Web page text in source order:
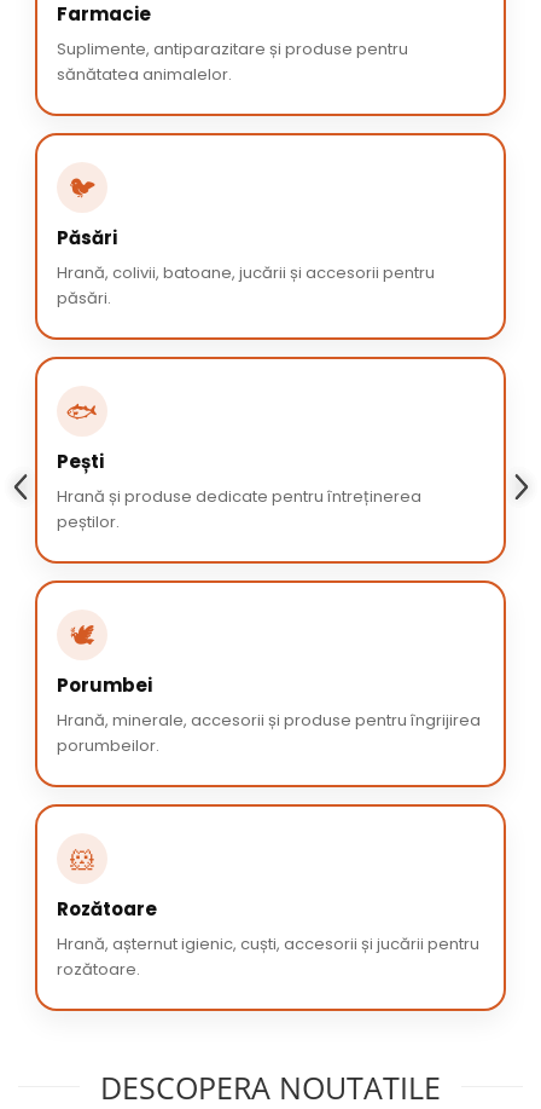
Farmacie
Suplimente, antiparazitare și produse pentru
sănătatea animalelor.
🐦
Păsări
Hrană, colivii, batoane, jucării și accesorii pentru
păsări.
🐟
Pești
Hrană și produse dedicate pentru întreținerea
peștilor.
🕊️
Porumbei
Hrană, minerale, accesorii și produse pentru îngrijirea
porumbeilor.
🐹
Rozătoare
Hrană, așternut igienic, cuști, accesorii și jucării pentru
rozătoare.
DESCOPERA NOUTATILE